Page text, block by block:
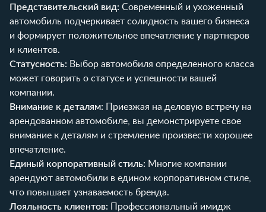
Представительский вид: Современный и ухоженный
автомобиль подчеркивает солидность вашего бизнеса
и формирует положительное впечатление у партнеров
и клиентов.
Статусность: Выбор автомобиля определенного класса
может говорить о статусе и успешности вашей
компании.
Внимание к деталям: Приезжая на деловую встречу на
арендованном автомобиле, вы демонстрируете свое
внимание к деталям и стремление произвести хорошее
впечатление.
Единый корпоративный стиль: Многие компании
арендуют автомобили в едином корпоративном стиле,
что повышает узнаваемость бренда.
Лояльность клиентов: Профессиональный имидж